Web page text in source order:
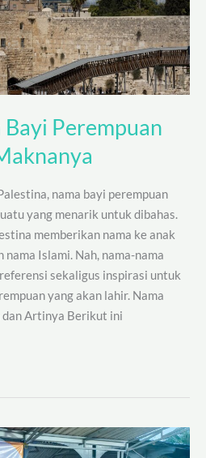
Perempuan
nama bayi perempuan
yang menarik untuk dibahas.
memberikan nama ke anak
nama Islami. Nah, nama-nama
sekaligus inspirasi untuk
yang akan lahir. Nama
dan Artinya Berikut ini